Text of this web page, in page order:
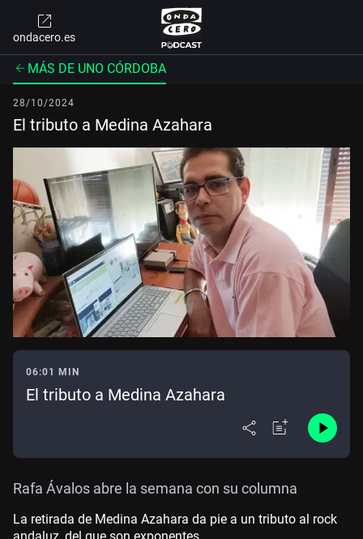
ondacero.es
MÁS DE UNO CÓRDOBA
28/10/2024
El tributo a Medina Azahara
06:01 MIN
El tributo a Medina Azahara
Rafa Ávalos abre la semana con su columna
La retirada de Medina Azahara da pie a un tributo al rock